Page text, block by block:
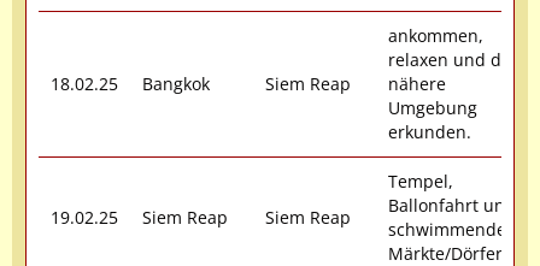
18.02.25 Bangkok Siem Reap
ankommen,
relaxen und die
nähere
Umgebung
erkunden.
19.02.25 Siem Reap Siem Reap
Tempel,
Ballonfahrt und
schwimmende
Märkte/Dörfer